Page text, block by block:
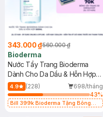
343.000 ₫560.000 ₫
Bioderma
Nước Tẩy Trang Bioderma
Dành Cho Da Dầu & Hỗn Hợp
500ml
4.9 (228)
698/tháng
43%
Bill 399k Bioderma Tặng Bông